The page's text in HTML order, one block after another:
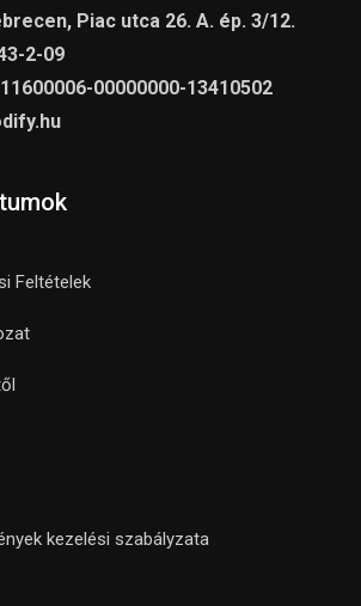
Piac utca 26. A. ép. 3/12.
2-09
11600006-00000000-13410502
Feltételek
kezelési szabályzata